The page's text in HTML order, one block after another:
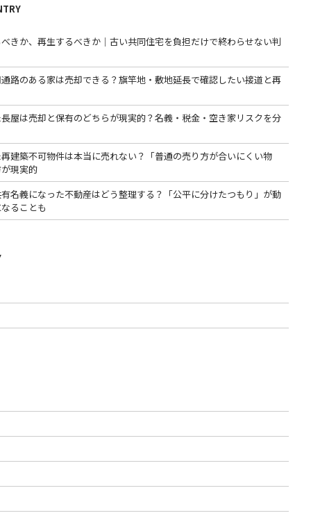
きか、再生するべきか｜古い共同住宅を負担だけで終わらせない判
通路のある家は売却できる？旗竿地・敷地延長で確認したい接道と再
屋は売却と保有のどちらが現実的？名義・税金・空き家リスクを分
建築不可物件は本当に売れない？「普通の売り方が合いにくい物
現実的
名義になった不動産はどう整理する？「公平に分けたつもり」が動
ることも